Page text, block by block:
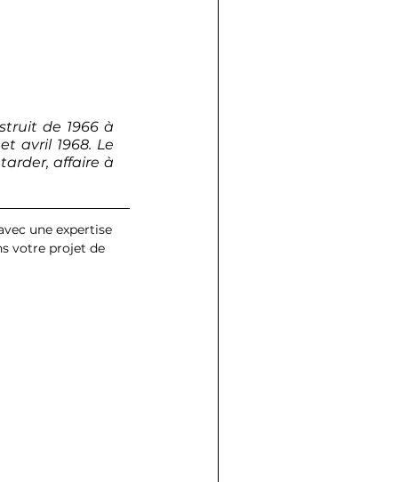
de 1966 à
avril 1968. Le
affaire à
votre projet de